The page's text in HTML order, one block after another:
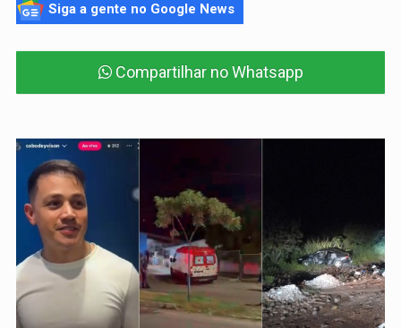
Siga a gente no Google News
Compartilhar no Whatsapp